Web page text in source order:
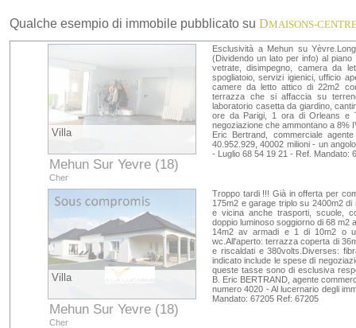
Qualche esempio di immobile pubblicato su DMAISONS-
Villa
Mehun Sur Yevre (18)
Cher
Esclusività a Mehun su
(Dividendo un lato per info) al
vetrate, disimpegno, camera da
spogliatoio, servizi igienici, ufficio
camere da letto attico di 22m2
terrazza che si affaccia su
laboratorio casetta da giardino,
ore da Parigi, 1 ora di Orleans e
negoziazione che ammontano a 8%
Eric Bertrand, commerciale
40.952.929, 40002 milioni - un
- Luglio 68 54 19 21 - Ref. Mandato:
Villa
Mehun Sur Yevre (18)
Cher
Troppo tardi !!! Già in offerta per
175m2 e garage triplo su 2400m2
e vicina anche trasporti, scuole,
doppio luminoso soggiorno di 68 m2
14m2 av armadi e 1 di 10m2 o
wc.All'aperto: terrazza coperta di
e riscaldati e 380volts.Diverses:
indicato include le spese di
queste tasse sono di esclusiva
B. Eric BERTRAND, agente
numero 4020 - Al lucernario degli
Mandato: 67205 Ref: 67205